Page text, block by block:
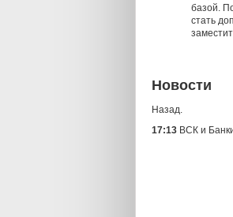
базой.
стать
Новости
Назад.
17:13 ВСК и